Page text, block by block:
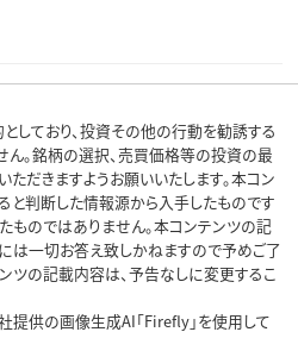
しており、投資その他の行動を勧誘する
ん。銘柄の選択、売買価格等の投資の最
だきますようお願いいたします。本コン
と判断した情報源から入手したものです
ものではありません。本コンテンツの記
は一切お答え致しかねますので予めご了
ツの記載内容は、予告なしに変更するこ
提供の画像生成AI「Firefly」を使用して